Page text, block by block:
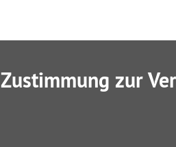
Zustimmung zur